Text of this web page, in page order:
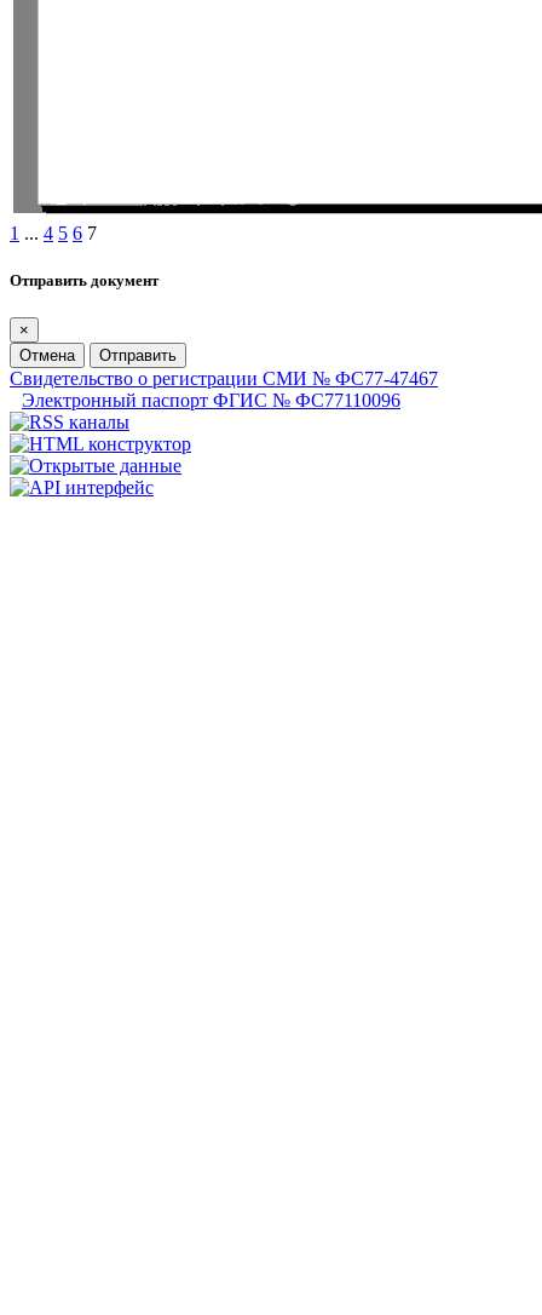
1 ... 4 5 6 7
Отправить документ
×
Отмена
Отправить
Свидетельство о регистрации СМИ № ФС77-47467
Электронный паспорт ФГИС № ФС77110096